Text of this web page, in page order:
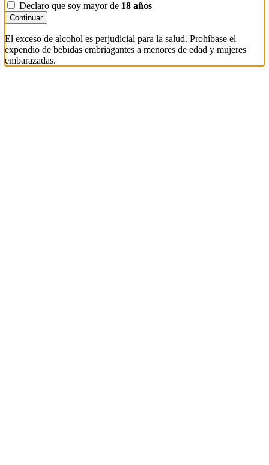
Declaro que soy mayor de 18 años
Continuar
El exceso de alcohol es perjudicial para la salud. Prohíbase el
expendio de bebidas embriagantes a menores de edad y mujeres
embarazadas.